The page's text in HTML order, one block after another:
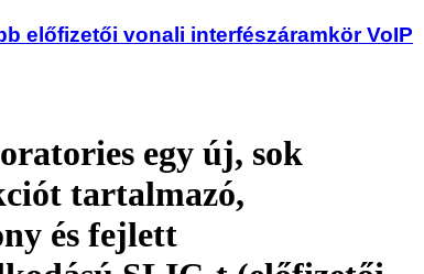
előfizetői vonali interfészáramkör VoIP
egy új, sok
tartalmazó,
és fejlett